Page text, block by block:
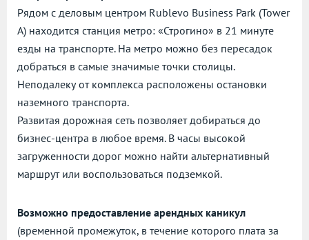
Рядом с деловым центром Rublevo Business Park (Tower
A) находится станция метро: «Строгино» в 21 минуте
езды на транспорте. На метро можно без пересадок
добраться в самые значимые точки столицы.
Неподалеку от комплекса расположены остановки
наземного транспорта.
Развитая дорожная сеть позволяет добираться до
бизнес-центра в любое время. В часы высокой
загруженности дорог можно найти альтернативный
маршрут или воспользоваться подземкой.
Возможно предоставление арендных каникул
(временной промежуток, в течение которого плата за